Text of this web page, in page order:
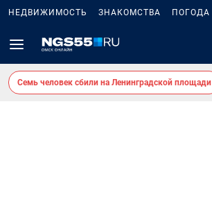
НЕДВИЖИМОСТЬ ЗНАКОМСТВА ПОГОДА
Семь человек сбили на Ленинградской площади